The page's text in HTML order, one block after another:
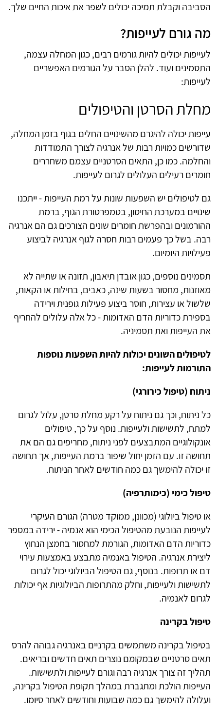
הסביבה וקבלת תמיכה יכולים לשפר את איכות החיים שלך.
מה גורם לעייפות?
לעייפות יכולים להיות גורמים רבים, כגון המחלה עצמה,
התסמינים ועוד. להלן הסבר על הגורמים האפשריים
לעייפות:
מחלת הסרטן והטיפולים
עייפות יכולה להיגרם מהשינויים החלים בגוף בזמן המחלה,
שדורשים כמויות רבות של אנרגיה לצורך התמודדות
והחלמה. כמו כן, התאים הסרטניים עצמם משחררים
חומרים רעילים העלולים לגרום לעייפות.
גם לטיפולים יש השפעות שונות על רמת העייפות - ייתכנו
שינויים במערכת החיסון, בטמפרטורת הגוף, ברמת
ההורמונים ובהפרשת חומרים שונים הצורכים גם הם אנרגיה
רבה. בשל כך פעמים רבות חסרה לגוף אנרגיה לביצוע
פעילויות היומיום.
תסמינים נוספים, כגון אובדן תיאבון, תזונה או שתייה לא
מאוזנות, מחסור בשעות שינה, כאבים, בחילות או הקאות,
שלשול או עצירות, חוסר ביצוע פעילות גופנית וירידה
בספירת כדוריות הדם האדומות - כל אלה עלולים להחריף
את העייפות ואת תסמיניה.
לטיפולים השונים יכולות להיות השפעות נוספות
התורמות לעייפות:
ניתוח (טיפול כירורגי)
כל ניתוח, וכך גם ניתוח על רקע מחלת סרטן, עלול לגרום
למתח, לתשישות ולעייפות. נוסף על כך, טיפולים
אונקולוגיים המתבצעים לפני ניתוח, מחריפים גם הם את
תחושה זו. עם הזמן יחול שיפור ברמת העייפות, אך תחושה
זו יכולה להימשך גם כמה חודשים לאחר הניתוח.
טיפול כימי (כימותרפיה)
או טיפול ביולוגי (מכוונן, ממוקד מטרה) הגורם העיקרי
לעייפות הנובעת מהטיפול הכימי הוא אנמיה - ירידה במספר
כדוריות הדם האדומות, הגורמת למחסור בחמצן הנחוץ
ליצירת אנרגיה. הטיפול באנמיה מתבצע באמצעות עירוי
דם או תרופות. בנוסף, גם הטיפול הביולוגי יכול לגרום
לתשישות ולעייפות, וחלק מהתרופות הביולוגיות אף יכולות
לגרום לאנמיה.
טיפול בקרינה
בטיפול בקרינה משתמשים בקרניים באנרגיה גבוהה להרס
תאים סרטניים שבמקומם נוצרים תאים חדשים ובריאים.
תהליך זה צורך אנרגיה רבה וגורם לעייפות ולתשישות.
העייפות הולכת ומתגברת במהלך תקופת הטיפול בקרינה,
ועלולה להימשך גם כמה שבועות וחודשים לאחר סיומו.